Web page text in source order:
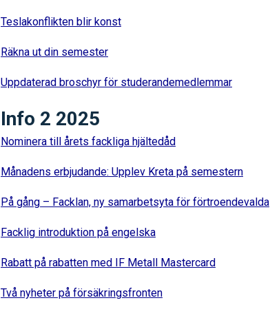
Teslakonflikten blir konst
Räkna ut din semester
Uppdaterad broschyr för studerandemedlemmar
Info 2 2025
Nominera till årets fackliga hjältedåd
Månadens erbjudande: Upplev Kreta på semestern
På gång – Facklan, ny samarbetsyta för förtroendevalda
Facklig introduktion på engelska
Rabatt på rabatten med IF Metall Mastercard
Två nyheter på försäkringsfronten